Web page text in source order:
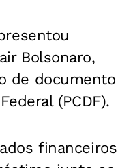
Bolsonaro,
de documento
(PCDF).
financeiros